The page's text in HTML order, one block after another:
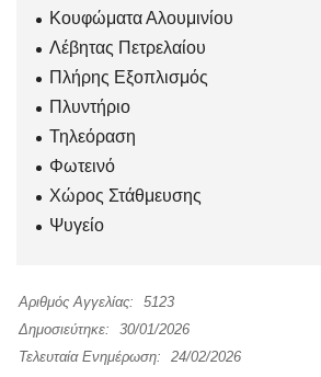
Κουφώματα Αλουμινίου
Λέβητας Πετρελαίου
Πλήρης Εξοπλισμός
Πλυντήριο
Τηλεόραση
Φωτεινό
Χώρος Στάθμευσης
Ψυγείο
Αριθμός Αγγελίας:
5123
Δημοσιεύτηκε:
30/01/2026
Τελευταία Ενημέρωση:
24/02/2026